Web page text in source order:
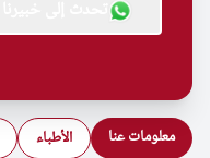
معلومات عنا الأطباء